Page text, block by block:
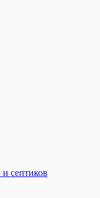
септиков